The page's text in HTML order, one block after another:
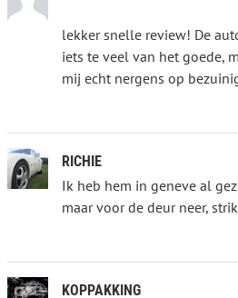
lekker snelle review! De
iets te veel van het goede,
mij echt nergens op
RICHIE
Ik heb hem in geneve al
maar voor de deur neer,
KOPPAKKING